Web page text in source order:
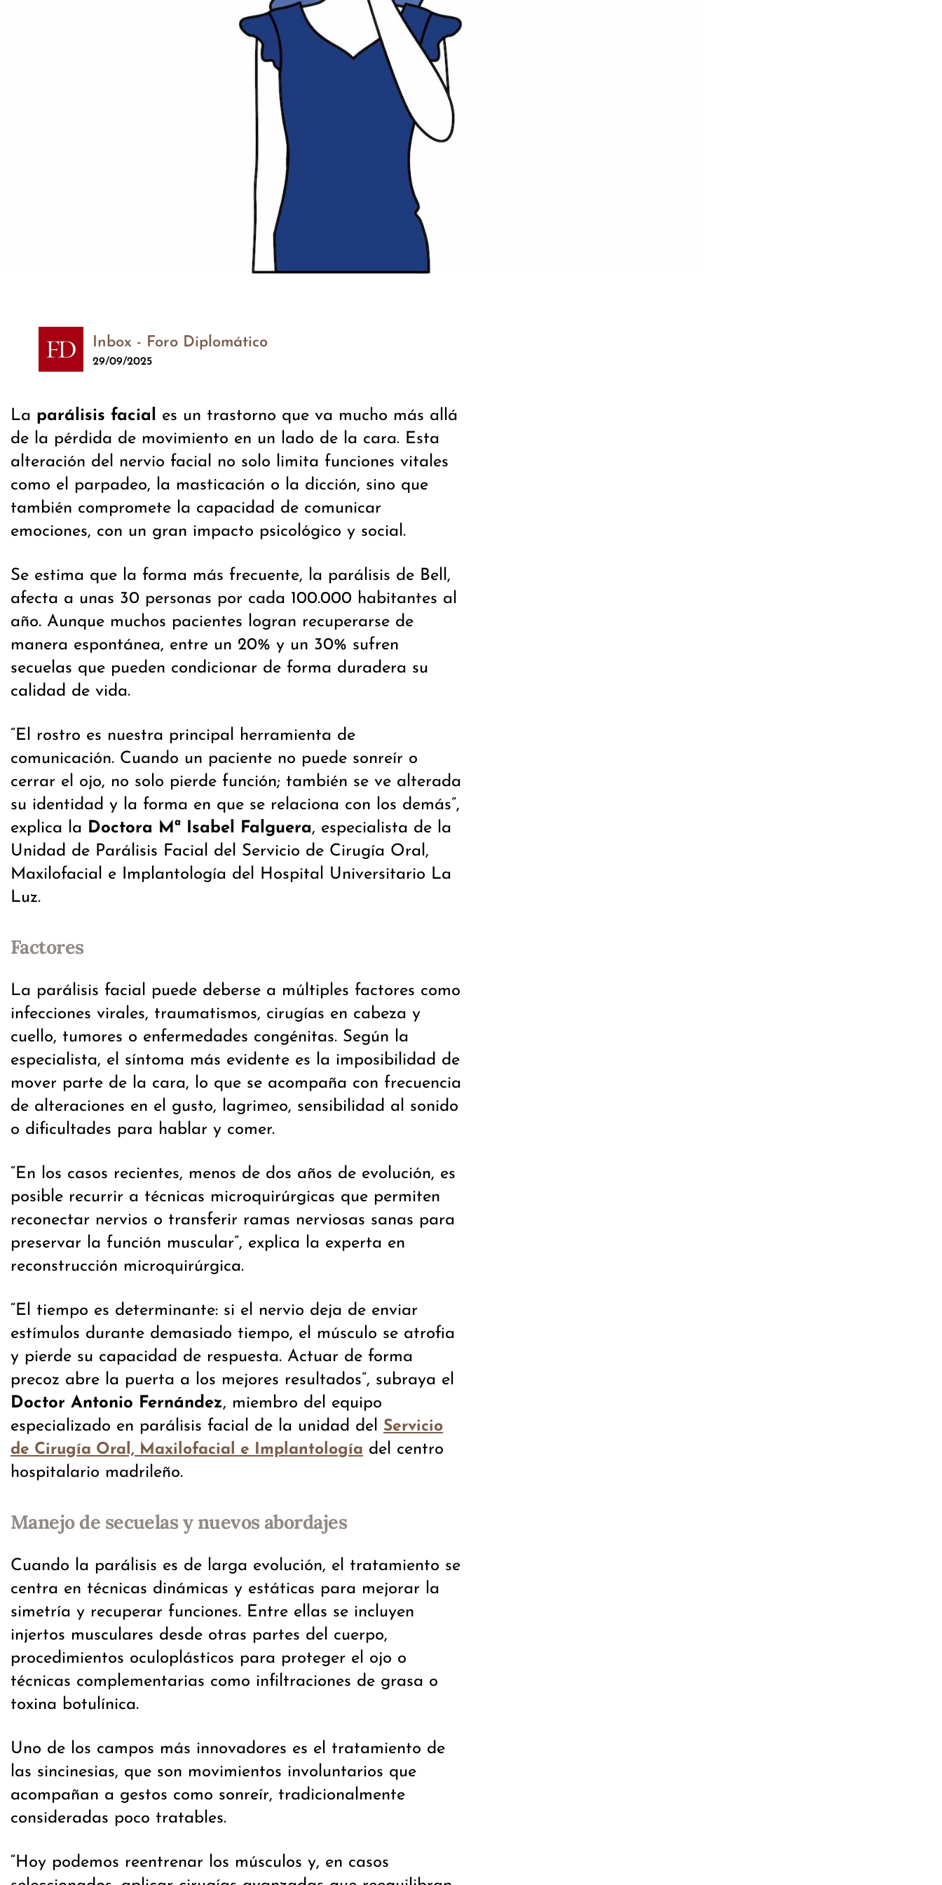
Inbox - Foro Diplomático
29/09/2025
La parálisis facial es un trastorno que va mucho más allá
de la pérdida de movimiento en un lado de la cara. Esta
alteración del nervio facial no solo limita funciones vitales
como el parpadeo, la masticación o la dicción, sino que
también compromete la capacidad de comunicar
emociones, con un gran impacto psicológico y social.
Se estima que la forma más frecuente, la parálisis de Bell,
afecta a unas 30 personas por cada 100.000 habitantes al
año. Aunque muchos pacientes logran recuperarse de
manera espontánea, entre un 20% y un 30% sufren
secuelas que pueden condicionar de forma duradera su
calidad de vida.
“El rostro es nuestra principal herramienta de
comunicación. Cuando un paciente no puede sonreír o
cerrar el ojo, no solo pierde función; también se ve alterada
su identidad y la forma en que se relaciona con los demás”,
explica la Doctora Mª Isabel Falguera, especialista de la
Unidad de Parálisis Facial del Servicio de Cirugía Oral,
Maxilofacial e Implantología del Hospital Universitario La
Luz.
Factores
La parálisis facial puede deberse a múltiples factores como
infecciones virales, traumatismos, cirugías en cabeza y
cuello, tumores o enfermedades congénitas. Según la
especialista, el síntoma más evidente es la imposibilidad de
mover parte de la cara, lo que se acompaña con frecuencia
de alteraciones en el gusto, lagrimeo, sensibilidad al sonido
o dificultades para hablar y comer.
“En los casos recientes, menos de dos años de evolución, es
posible recurrir a técnicas microquirúrgicas que permiten
reconectar nervios o transferir ramas nerviosas sanas para
preservar la función muscular”, explica la experta en
reconstrucción microquirúrgica.
“El tiempo es determinante: si el nervio deja de enviar
estímulos durante demasiado tiempo, el músculo se atrofia
y pierde su capacidad de respuesta. Actuar de forma
precoz abre la puerta a los mejores resultados”, subraya el
Doctor Antonio Fernández, miembro del equipo
especializado en parálisis facial de la unidad del Servicio
de Cirugía Oral, Maxilofacial e Implantología del centro
hospitalario madrileño.
Manejo de secuelas y nuevos abordajes
Cuando la parálisis es de larga evolución, el tratamiento se
centra en técnicas dinámicas y estáticas para mejorar la
simetría y recuperar funciones. Entre ellas se incluyen
injertos musculares desde otras partes del cuerpo,
procedimientos oculoplásticos para proteger el ojo o
técnicas complementarias como infiltraciones de grasa o
toxina botulínica.
Uno de los campos más innovadores es el tratamiento de
las sincinesias, que son movimientos involuntarios que
acompañan a gestos como sonreír, tradicionalmente
consideradas poco tratables.
“Hoy podemos reentrenar los músculos y, en casos